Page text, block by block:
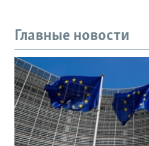
Главные новости